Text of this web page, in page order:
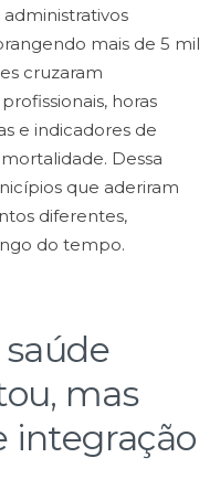
mais de 5 mil
cruzaram
horas
e indicadores de
Dessa
que aderiram
diferentes,
do tempo.
mas
integração